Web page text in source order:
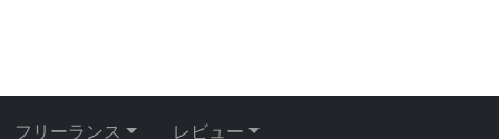
フリーランス レビュー